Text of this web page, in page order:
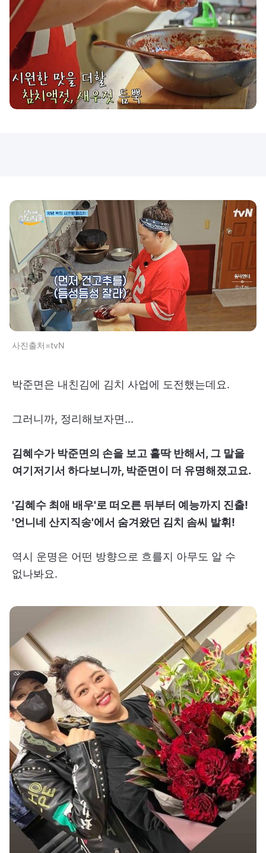
사진출처=tvN
박준면은 내친김에 김치 사업에 도전했는데요.
그러니까, 정리해보자면...
김혜수가 박준면의 손을 보고 홀딱 반해서, 그 말을
여기저기서 하다보니까, 박준면이 더 유명해졌고요.
'김혜수 최애 배우'로 떠오른 뒤부터 예능까지 진출!
'언니네 산지직송'에서 숨겨왔던 김치 솜씨 발휘!
역시 운명은 어떤 방향으로 흐를지 아무도 알 수
없나봐요.